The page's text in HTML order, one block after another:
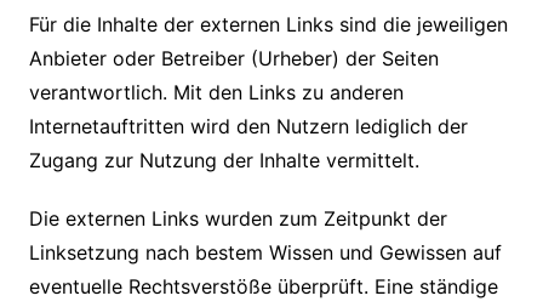
Für die Inhalte der externen Links sind die jeweiligen
Anbieter oder Betreiber (Urheber) der Seiten
verantwortlich. Mit den Links zu anderen
Internetauftritten wird den Nutzern lediglich der
Zugang zur Nutzung der Inhalte vermittelt.
Die externen Links wurden zum Zeitpunkt der
Linksetzung nach bestem Wissen und Gewissen auf
eventuelle Rechtsverstöße überprüft. Eine ständige